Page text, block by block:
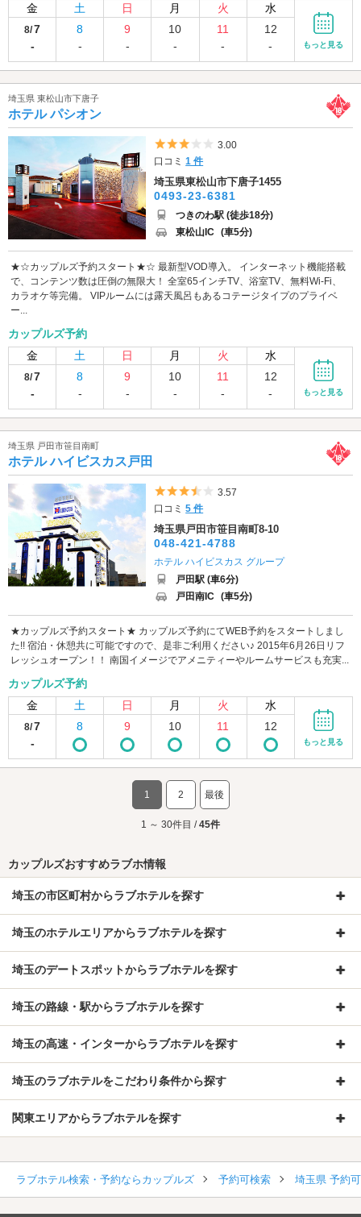
金
土 日 月 火 水
8/7
-
8
-
9
-
10
-
11
-
12
-
もっと見る
埼玉県 東松山市下唐子
ホテル パシオン
5つ星のうち3
3.00
口コミ1 件
埼玉県東松山市下唐子1455
0493-23-6381
つきのわ駅 (徒歩18分)
東松山IC (車5分)
★☆カップルズ予約スタート★☆ 最新型VOD導入。 インターネット機能搭載
で、コンテンツ数は圧倒の無限大！ 全室65インチTV、浴室TV、無料Wi-Fi、
カラオケ等完備。 VIPルームには露天風呂もあるコテージタイプのプライベ
ー...
カップルズ予約
金
土 日 月 火 水
8/7
-
8
-
9
-
10
-
11
-
12
-
もっと見る
埼玉県 戸田市笹目南町
ホテル ハイビスカス戸田
5つ星のうち3.5
3.57
口コミ5 件
埼玉県戸田市笹目南町8-10
048-421-4788
ホテル ハイビスカス グループ
戸田駅 (車6分)
戸田南IC (車5分)
★カップルズ予約スタート★ カップルズ予約にてWEB予約をスタートしまし
た!! 宿泊・休憩共に可能ですので、是非ご利用ください♪ 2015年6月26日リフ
レッシュオープン！！ 南国イメージでアメニティーやルームサービスも充実...
カップルズ予約
金
土 日 月 火 水
8/7
-
8 9 10 11 12
もっと見る
1 2 最後
1 ～ 30件目 /45件
カップルズおすすめラブホ情報
埼玉の市区町村からラブホテルを探す
埼玉のホテルエリアからラブホテルを探す
埼玉のデートスポットからラブホテルを探す
埼玉の路線・駅からラブホテルを探す
埼玉の高速・インターからラブホテルを探す
埼玉のラブホテルをこだわり条件から探す
関東エリアからラブホテルを探す
ラブホテル検索・予約ならカップルズ 予約可検索 埼玉県 予約